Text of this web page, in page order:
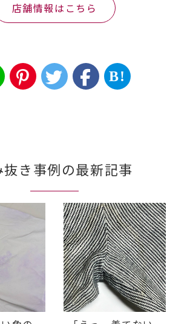
店舗情報はこちら
B!
抜き事例の最新記事